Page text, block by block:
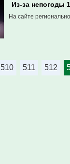
Из-за непогоды
На сайте
510 511 512